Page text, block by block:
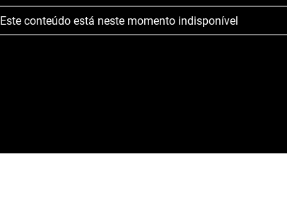
Este conteúdo está neste momento indisponível